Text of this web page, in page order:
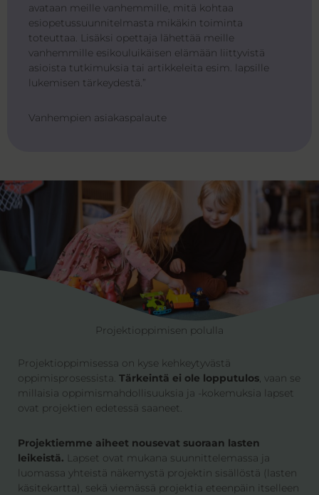
avataan meille vanhemmille, mitä kohtaa
esiopetussuunnitelmasta mikäkin toiminta
toteuttaa. Lisäksi opettaja lähettää meille
vanhemmille esikouluikäisen elämään liittyvistä
asioista tutkimuksia tai artikkeleita esim. lapsille
lukemisen tärkeydestä.”
Vanhempien asiakaspalaute
Projektioppimisen polulla
Projektioppimisessa on kyse kehkeytyvästä
oppimisprosessista. Tärkeintä ei ole lopputulos, vaan se
millaisia oppimismahdollisuuksia ja -kokemuksia lapset
ovat projektien edetessä saaneet.
Projektiemme aiheet nousevat suoraan lasten
leikeistä. Lapset ovat mukana suunnittelemassa ja
luomassa yhteistä näkemystä projektin sisällöstä (lasten
käsitekartta), sekä viemässä projektia eteenpäin itselleen